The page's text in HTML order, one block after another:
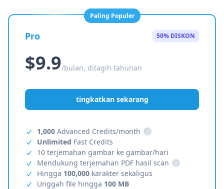
Paling Populer
Pro 50% DISKON
$9.9/bulan, ditagih tahunan
tingkatkan sekarang
1,000 Advanced Credits/month
i
Unlimited Fast Credits
10 terjemahan gambar ke gambar/hari
Mendukung terjemahan PDF hasil scan
i
Hingga 100,000 karakter sekaligus
Unggah file hingga 100 MB